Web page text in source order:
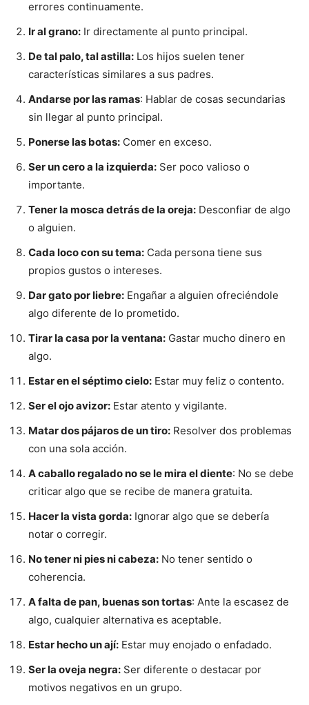
errores continuamente.
Ir al grano: Ir directamente al punto principal.
De tal palo, tal astilla: Los hijos suelen tener
características similares a sus padres.
Andarse por las ramas: Hablar de cosas secundarias
sin llegar al punto principal.
Ponerse las botas: Comer en exceso.
Ser un cero a la izquierda: Ser poco valioso o
importante.
Tener la mosca detrás de la oreja: Desconfiar de algo
o alguien.
Cada loco con su tema: Cada persona tiene sus
propios gustos o intereses.
Dar gato por liebre: Engañar a alguien ofreciéndole
algo diferente de lo prometido.
Tirar la casa por la ventana: Gastar mucho dinero en
algo.
Estar en el séptimo cielo: Estar muy feliz o contento.
Ser el ojo avizor: Estar atento y vigilante.
Matar dos pájaros de un tiro: Resolver dos problemas
con una sola acción.
A caballo regalado no se le mira el diente: No se debe
criticar algo que se recibe de manera gratuita.
Hacer la vista gorda: Ignorar algo que se debería
notar o corregir.
No tener ni pies ni cabeza: No tener sentido o
coherencia.
A falta de pan, buenas son tortas: Ante la escasez de
algo, cualquier alternativa es aceptable.
Estar hecho un ají: Estar muy enojado o enfadado.
Ser la oveja negra: Ser diferente o destacar por
motivos negativos en un grupo.